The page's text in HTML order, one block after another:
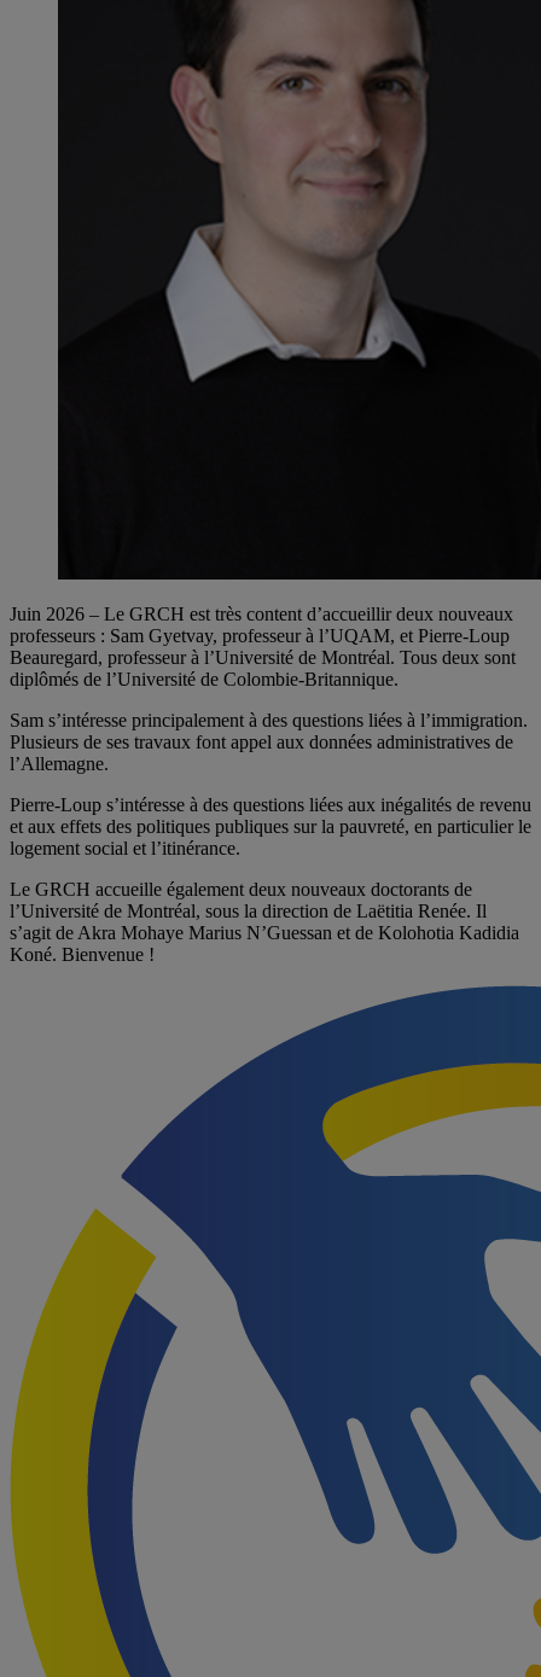
Juin 2026 – Le GRCH est très content d’accueillir deux nouveaux
professeurs : Sam Gyetvay, professeur à l’UQAM, et Pierre-Loup
Beauregard, professeur à l’Université de Montréal. Tous deux sont
diplômés de l’Université de Colombie-Britannique.
Sam s’intéresse principalement à des questions liées à l’immigration.
Plusieurs de ses travaux font appel aux données administratives de
l’Allemagne.
Pierre-Loup s’intéresse à des questions liées aux inégalités de revenu
et aux effets des politiques publiques sur la pauvreté, en particulier le
logement social et l’itinérance.
Le GRCH accueille également deux nouveaux doctorants de
l’Université de Montréal, sous la direction de Laëtitia Renée. Il
s’agit de Akra Mohaye Marius N’Guessan et de Kolohotia Kadidia
Koné. Bienvenue !